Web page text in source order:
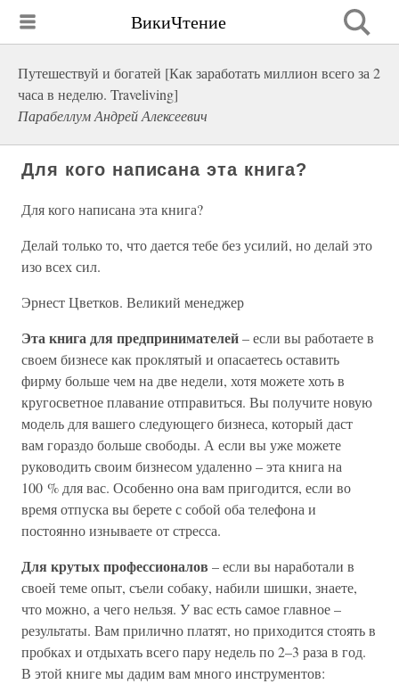
ВикиЧтение
Путешествуй и богатей [Как заработать миллион всего за 2
часа в неделю. Traveliving]
Парабеллум Андрей Алексеевич
Для кого написана эта книга?
Для кого написана эта книга?
Делай только то, что дается тебе без усилий, но делай это
изо всех сил.
Эрнест Цветков. Великий менеджер
Эта книга для предпринимателей– если вы работаете в
своем бизнесе как проклятый и опасаетесь оставить
фирму больше чем на две недели, хотя можете хоть в
кругосветное плавание отправиться. Вы получите новую
модель для вашего следующего бизнеса, который даст
вам гораздо больше свободы. А если вы уже можете
руководить своим бизнесом удаленно – эта книга на
100 % для вас. Особенно она вам пригодится, если во
время отпуска вы берете с собой оба телефона и
постоянно изнываете от стресса.
Для крутых профессионалов – если вы наработали в
своей теме опыт, съели собаку, набили шишки, знаете,
что можно, а чего нельзя. У вас есть самое главное –
результаты. Вам прилично платят, но приходится стоять в
пробках и отдыхать всего пару недель по 2–3 раза в год.
В этой книге мы дадим вам много инструментов: